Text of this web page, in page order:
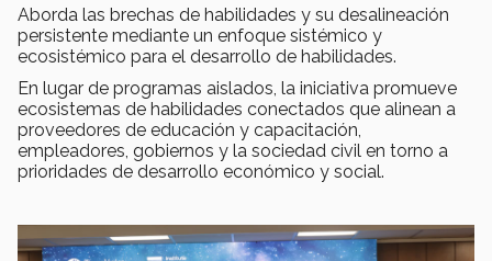
Aborda las brechas de habilidades y su desalineación
persistente mediante un enfoque sistémico y
ecosistémico para el desarrollo de habilidades.
En lugar de programas aislados, la iniciativa promueve
ecosistemas de habilidades conectados que alinean a
proveedores de educación y capacitación,
empleadores, gobiernos y la sociedad civil en torno a
prioridades de desarrollo económico y social.